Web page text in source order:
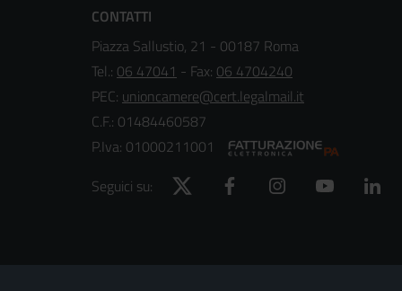
CONTATTI
Piazza Sallustio, 21 - 00187 Roma
Tel.: 06 47041 - Fax: 06 4704240
PEC: unioncamere@cert.legalmail.it
C.F.: 01484460587
P.Iva: 01000211001
Seguici su:
Twitter Facebook Instagram YouTube